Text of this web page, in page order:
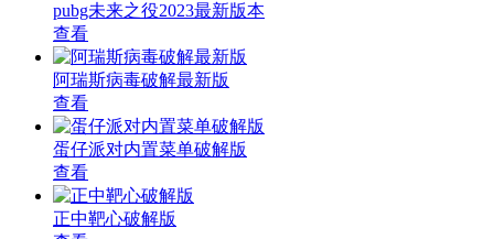
pubg未来之役2023最新版本
查看
阿瑞斯病毒破解最新版
查看
蛋仔派对内置菜单破解版
查看
正中靶心破解版